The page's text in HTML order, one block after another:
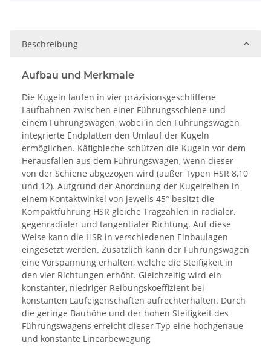
Beschreibung
Aufbau und Merkmale
Die Kugeln laufen in vier präzisionsgeschliffene
Laufbahnen zwischen einer Führungsschiene und
einem Führungswagen, wobei in den Führungswagen
integrierte Endplatten den Umlauf der Kugeln
ermöglichen. Käfigbleche schützen die Kugeln vor dem
Herausfallen aus dem Führungswagen, wenn dieser
von der Schiene abgezogen wird (außer Typen HSR 8,10
und 12). Aufgrund der Anordnung der Kugelreihen in
einem Kontaktwinkel von jeweils 45° besitzt die
Kompaktführung HSR gleiche Tragzahlen in radialer,
gegenradialer und tangentialer Richtung. Auf diese
Weise kann die HSR in verschiedenen Einbaulagen
eingesetzt werden. Zusätzlich kann der Führungswagen
eine Vorspannung erhalten, welche die Steifigkeit in
den vier Richtungen erhöht. Gleichzeitig wird ein
konstanter, niedriger Reibungskoeffizient bei
konstanten Laufeigenschaften aufrechterhalten. Durch
die geringe Bauhöhe und der hohen Steifigkeit des
Führungswagens erreicht dieser Typ eine hochgenaue
und konstante Linearbewegung